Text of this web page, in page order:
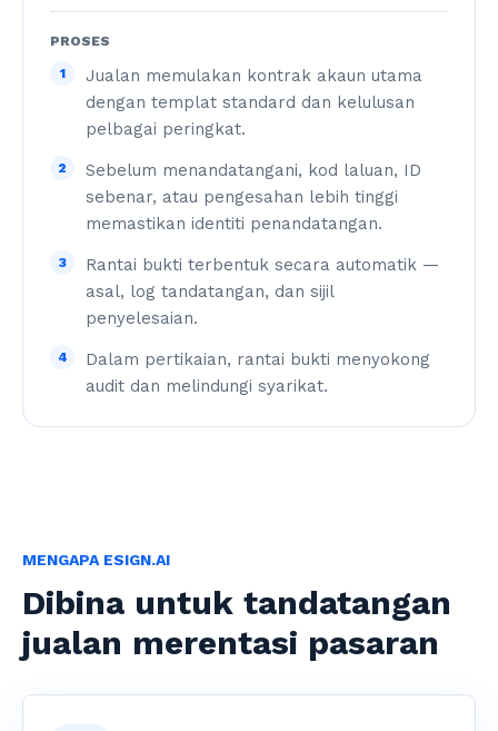
PROSES
1
Jualan memulakan kontrak akaun utama
dengan templat standard dan kelulusan
pelbagai peringkat.
2
Sebelum menandatangani, kod laluan, ID
sebenar, atau pengesahan lebih tinggi
memastikan identiti penandatangan.
3
Rantai bukti terbentuk secara automatik —
asal, log tandatangan, dan sijil
penyelesaian.
4
Dalam pertikaian, rantai bukti menyokong
audit dan melindungi syarikat.
MENGAPA ESIGN.AI
Dibina untuk tandatangan
jualan merentasi pasaran